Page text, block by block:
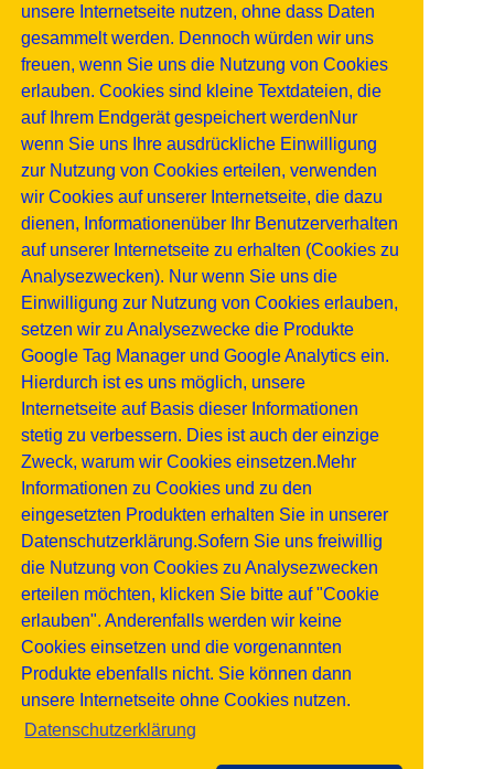
unsere Internetseite nutzen, ohne dass Daten
gesammelt werden. Dennoch würden wir uns
freuen, wenn Sie uns die Nutzung von Cookies
erlauben. Cookies sind kleine Textdateien, die
auf Ihrem Endgerät gespeichert werdenNur
wenn Sie uns Ihre ausdrückliche Einwilligung
zur Nutzung von Cookies erteilen, verwenden
wir Cookies auf unserer Internetseite, die dazu
dienen, Informationenüber Ihr Benutzerverhalten
auf unserer Internetseite zu erhalten (Cookies zu
Analysezwecken). Nur wenn Sie uns die
Einwilligung zur Nutzung von Cookies erlauben,
setzen wir zu Analysezwecke die Produkte
Google Tag Manager und Google Analytics ein.
Hierdurch ist es uns möglich, unsere
Internetseite auf Basis dieser Informationen
stetig zu verbessern. Dies ist auch der einzige
Zweck, warum wir Cookies einsetzen.Mehr
Informationen zu Cookies und zu den
eingesetzten Produkten erhalten Sie in unserer
Datenschutzerklärung.Sofern Sie uns freiwillig
die Nutzung von Cookies zu Analysezwecken
erteilen möchten, klicken Sie bitte auf "Cookie
erlauben". Anderenfalls werden wir keine
Cookies einsetzen und die vorgenannten
Produkte ebenfalls nicht. Sie können dann
unsere Internetseite ohne Cookies nutzen.
Datenschutzerklärung